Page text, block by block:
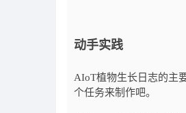
动手实践
AIoT植物生长日志的主
个任务来制作吧。